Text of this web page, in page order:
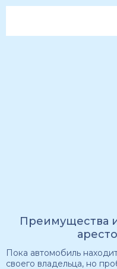
Преимущества
Пока автомобиль
своего владельца, но